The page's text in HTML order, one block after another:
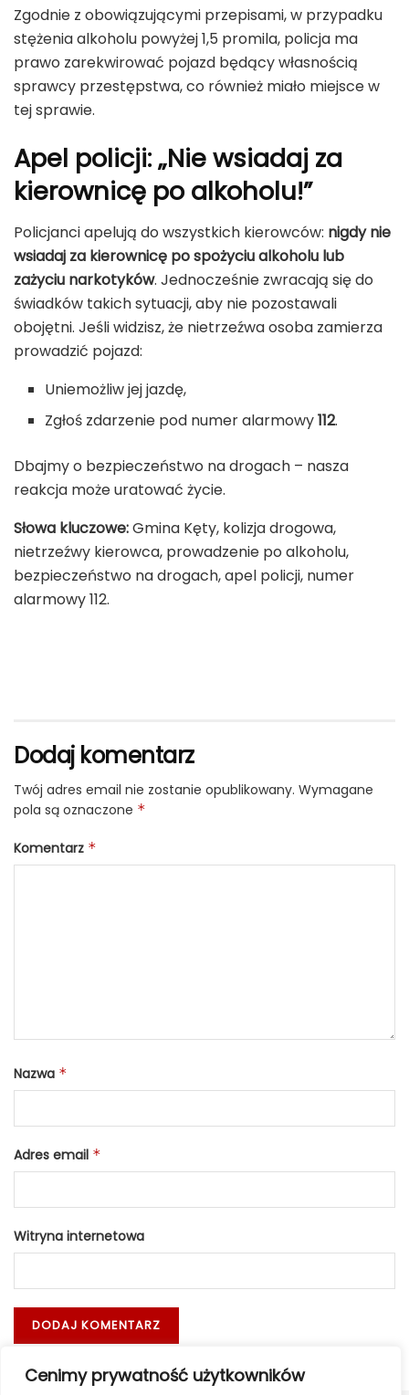
Cenimy prywatność użytkowników
Zgodnie z obowiązującymi przepisami, w przypadku
stężenia alkoholu powyżej 1,5 promila, policja ma
prawo zarekwirować pojazd będący własnością
sprawcy przestępstwa, co również miało miejsce w
tej sprawie.
Apel policji: „Nie wsiadaj za
kierownicę po alkoholu!”
Policjanci apelują do wszystkich kierowców: nigdy nie
wsiadaj za kierownicę po spożyciu alkoholu lub
zażyciu narkotyków. Jednocześnie zwracają się do
świadków takich sytuacji, aby nie pozostawali
obojętni. Jeśli widzisz, że nietrzeźwa osoba zamierza
prowadzić pojazd:
Uniemożliw jej jazdę,
Zgłoś zdarzenie pod numer alarmowy112.
Dbajmy o bezpieczeństwo na drogach – nasza
reakcja może uratować życie.
Słowa kluczowe:Gmina Kęty, kolizja drogowa,
nietrzeźwy kierowca, prowadzenie po alkoholu,
bezpieczeństwo na drogach, apel policji, numer
alarmowy 112.
Dodaj komentarz
Twój adres email nie zostanie opublikowany. Wymagane
pola są oznaczone *
Komentarz *
Nazwa *
Adres email *
Witryna internetowa